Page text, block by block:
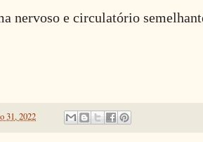
nervoso e circulatório
31, 2022